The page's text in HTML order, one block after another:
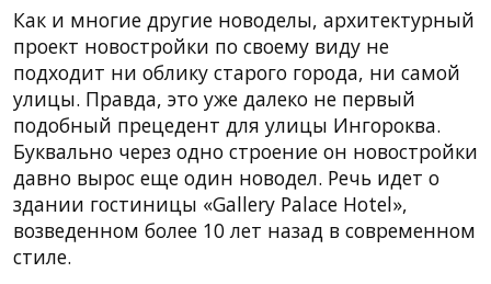
Как и многие другие новоделы, архитектурный
проект новостройки по своему виду не
подходит ни облику старого города, ни самой
улицы. Правда, это уже далеко не первый
подобный прецедент для улицы Ингороква.
Буквально через одно строение он новостройки
давно вырос еще один новодел. Речь идет о
здании гостиницы «Gallery Palace Hotel»,
возведенном более 10 лет назад в современном
стиле.